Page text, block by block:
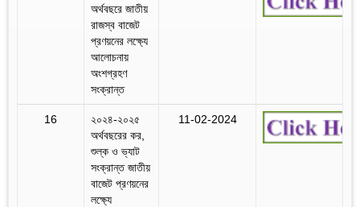
অর্থবছরে জাতীয়
রাজস্ব বাজেট
প্রণয়নের লক্ষ্যে
আলোচনায়
অংশগ্রহণ
সংক্রান্ত
16
২০২৪-২০২৫
অর্থবছরের কর,
শুল্ক ও ভ্যাট
সংক্রান্ত জাতীয়
বাজেট প্রণয়নের
লক্ষ্যে
11-02-2024